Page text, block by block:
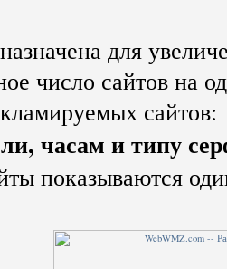
для
число сайтов на
сайтов:
часам и типу
показываются